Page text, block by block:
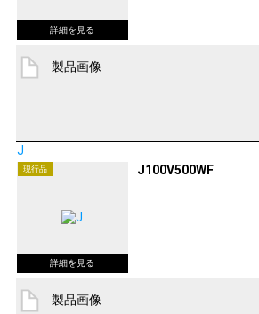
製品画像
J
現行品 J100V500WF
製品画像